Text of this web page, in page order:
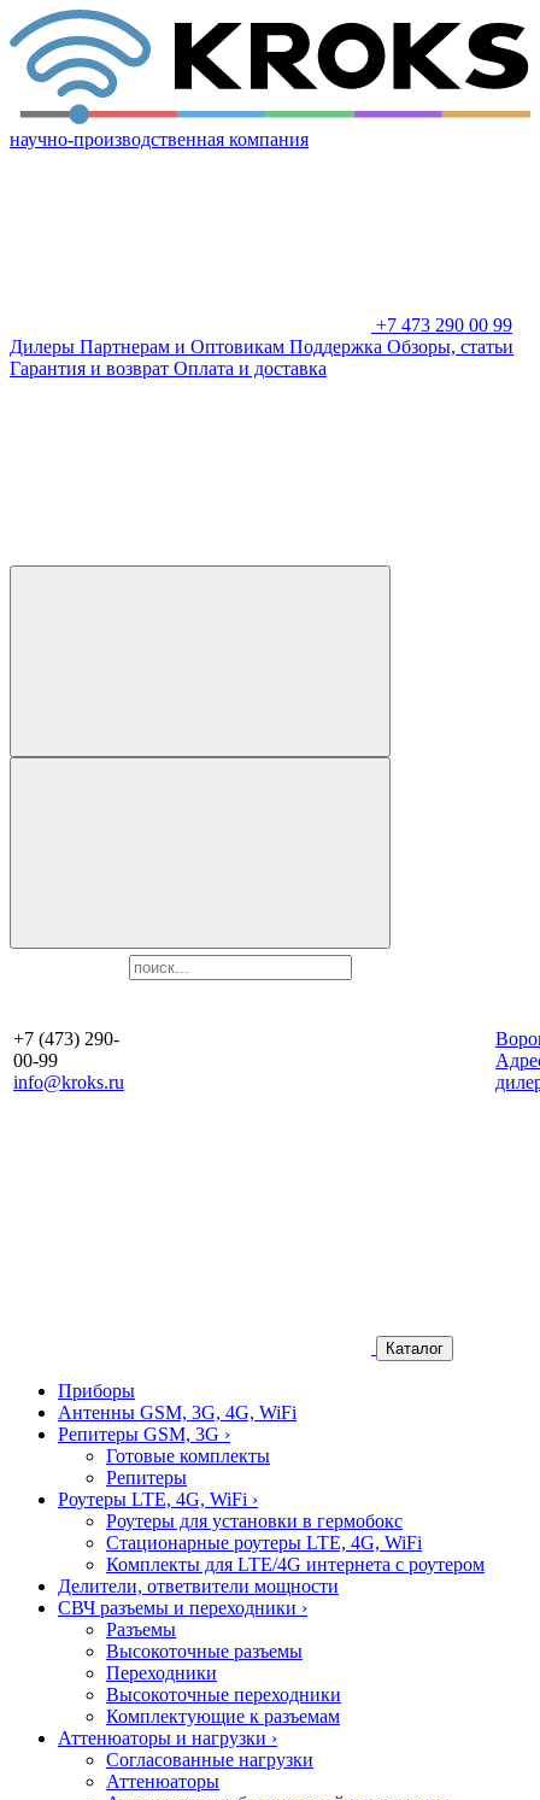
научно-производственная компания
+7 473 290 00 99
Дилеры Партнерам и Оптовикам Поддержка Обзоры, статьи
Гарантия и возврат Оплата и доставка
+7 (473) 290-
00-99
info@kroks.ru
Каталог
Приборы
Антенны GSM, 3G, 4G, WiFi
Репитеры GSM, 3G ›
Готовые комплекты
Репитеры
Роутеры LTE, 4G, WiFi ›
Роутеры для установки в гермобокс
Стационарные роутеры LTE, 4G, WiFi
Комплекты для LTE/4G интернета с роутером
Делители, ответвители мощности
СВЧ разъемы и переходники ›
Разъемы
Высокоточные разъемы
Переходники
Высокоточные переходники
Комплектующие к разъемам
Аттенюаторы и нагрузки ›
Согласованные нагрузки
Аттенюаторы